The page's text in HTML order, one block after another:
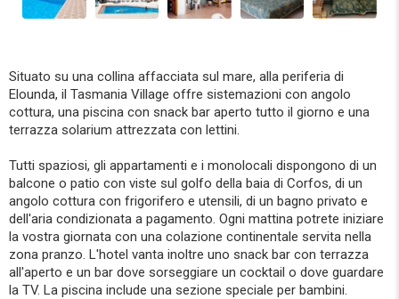
Situato su una collina affacciata sul mare, alla periferia di
Elounda, il Tasmania Village offre sistemazioni con angolo
cottura, una piscina con snack bar aperto tutto il giorno e una
terrazza solarium attrezzata con lettini.
Tutti spaziosi, gli appartamenti e i monolocali dispongono di un
balcone o patio con viste sul golfo della baia di Corfos, di un
angolo cottura con frigorifero e utensili, di un bagno privato e
dell'aria condizionata a pagamento. Ogni mattina potrete iniziare
la vostra giornata con una colazione continentale servita nella
zona pranzo. L'hotel vanta inoltre uno snack bar con terrazza
all'aperto e un bar dove sorseggiare un cocktail o dove guardare
la TV. La piscina include una sezione speciale per bambini.